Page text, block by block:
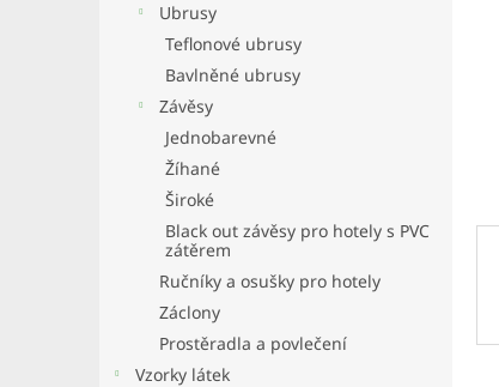
Ubrusy
Teflonové ubrusy
Bavlněné ubrusy
Závěsy
Jednobarevné
Žíhané
Široké
Black out závěsy pro hotely s PVC
zátěrem
Ručníky a osušky pro hotely
Záclony
Prostěradla a povlečení
Vzorky látek